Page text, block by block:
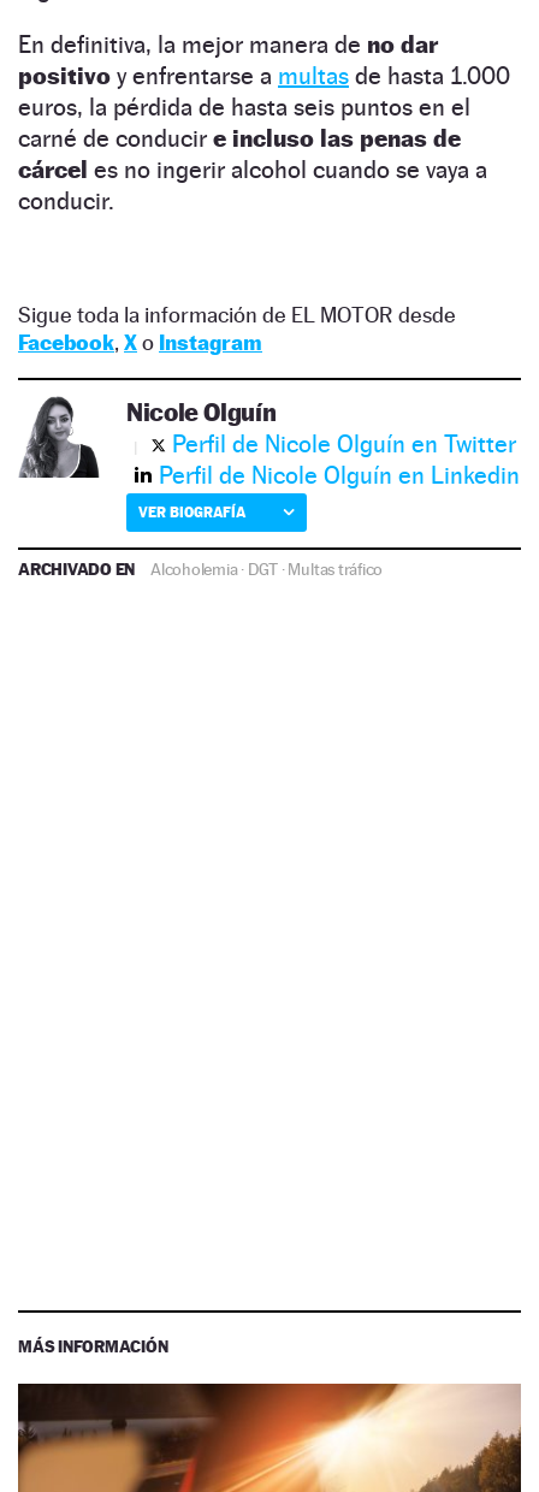
En definitiva, la mejor manera de no dar
positivo y enfrentarse a multas de hasta 1.000
euros, la pérdida de hasta seis puntos en el
carné de conducir e incluso las penas de
cárcel es no ingerir alcohol cuando se vaya a
conducir.
Sigue toda la información de EL MOTOR desde
Facebook, Xo Instagram
Nicole Olguín
Perfil de Nicole Olguín en Twitter
Perfil de Nicole Olguín en Linkedin
VER BIOGRAFÍA
ARCHIVADO EN Alcoholemia· DGT ·Multas tráfico
MÁS INFORMACIÓN